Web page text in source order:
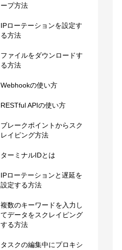
ープ方法
IPローテーションを設定す
る方法
ファイルをダウンロードす
る方法
Webhookの使い方
RESTful APIの使い方
ブレークポイントからスク
レイピング方法
ターミナルIDとは
IPローテーションと遅延を
設定する方法
複数のキーワードを入力し
てデータをスクレイピング
する方法
タスクの編集中にプロキシ